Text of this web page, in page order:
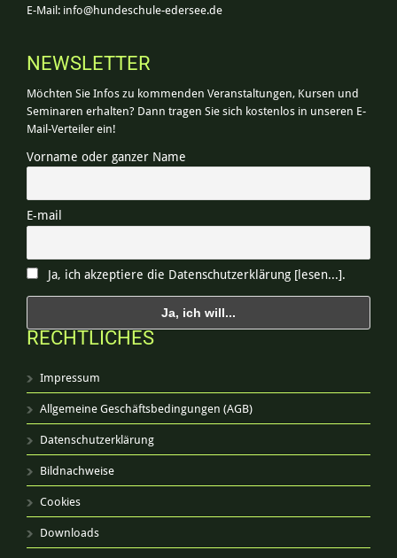
E-Mail: info@hundeschule-edersee.de
NEWSLETTER
Möchten Sie Infos zu kommenden Veranstaltungen, Kursen und
Seminaren erhalten? Dann tragen Sie sich kostenlos in unseren E-
Mail-Verteiler ein!
Vorname oder ganzer Name
E-mail
Ja, ich akzeptiere die Datenschutzerklärung [lesen...].
RECHTLICHES
Impressum
Allgemeine Geschäftsbedingungen (AGB)
Datenschutzerklärung
Bildnachweise
Cookies
Downloads